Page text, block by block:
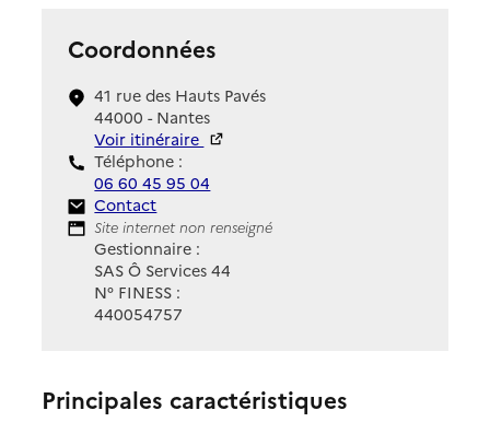
Coordonnées
41 rue des Hauts Pavés
44000 - Nantes
Voir itinéraire
Téléphone :
06 60 45 95 04
Contact
Contact
Site Internet
Site internet non renseigné
Gestionnaire :
SAS Ô Services 44
N° FINESS :
440054757
Principales caractéristiques